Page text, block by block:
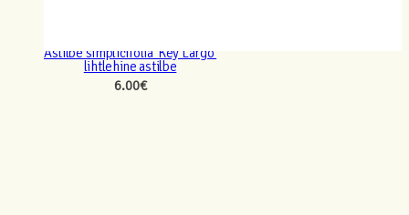
Astilbe simplicifolia ‘Key Largo’
lihtlehine astilbe
6.00€